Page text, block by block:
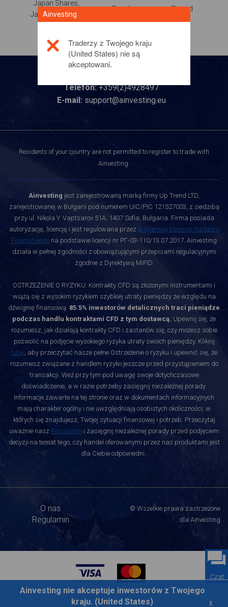
Japan Shares,
Japan 225 Cash
Regular Closed
Skontaktuj się z nami
Telefon:+359(2)4928497
E-mail: support@ainvesting.eu
Residents of your country are not permitted to register to trade with
Ainvesting.
Ainvesting jest zarejestrowaną marką firmy Up Trend LTD,
zarejestrowanej w Bułgarii pod numerem UIC/PIC 121527003, z siedzibą
przy ul. Nikola Y. Vaptsarov 51A, 1407 Sofia, Bułgaria. Firma posiada
autoryzację, licencję i jest regulowana przez Bułgarską Komisję Nadzoru
Finansowego na podstawie licencji nr РГ-03-110/13.07.2017. Ainvesting
działa w pełnej zgodności z obowiązującymi przepisami regulacyjnymi
zgodnie z Dyrektywą MiFID.
OSTRZEŻENIE O RYZYKU: Kontrakty CFD są złożonymi instrumentami i
wiążą się z wysokim ryzykiem szybkiej utraty pieniędzy ze względu na
dźwignię finansową. 85.5% inwestorów detalicznych traci pieniądze
podczas handlu kontraktami CFD z tym dostawcą. Upewnij się, że
rozumiesz, jak działają kontrakty CFD i zastanów się, czy możesz sobie
pozwolić na podjęcie wysokiego ryzyka utraty swoich pieniędzy. Kliknij
tutaj, aby przeczytać nasze pełne Ostrzeżenie o ryzyku i upewnić się, że
rozumiesz związane z handlem ryzyko jeszcze przed przystąpieniem do
transakcji. Weź przy tym pod uwagę swoje dotychczasowe
doświadczenie, a w razie potrzeby zasięgnij niezależnej porady.
Informacje zawarte na tej stronie oraz w dokumentach informacyjnych
mają charakter ogólny i nie uwzględniają osobistych okoliczności, w
których się znajdujesz, Twojej sytuacji finansowej i potrzeb. Przeczytaj
uważnie nasz Regulamin i zasięgnij niezależnej porady przed podjęciem
decyzji na temat tego, czy handel oferowanymi przez nas produktami jest
dla Ciebie odpowiedni..
O nas
Regulamin
© Wszelkie prawa zastrzeżone
dla Ainvesting
Czat
Ainvesting
Traderzy z Twojego kraju
(United States) nie są
akceptowani.
Ainvesting nie akceptuje inwestorów z Twojego
kraju. (United States)
x